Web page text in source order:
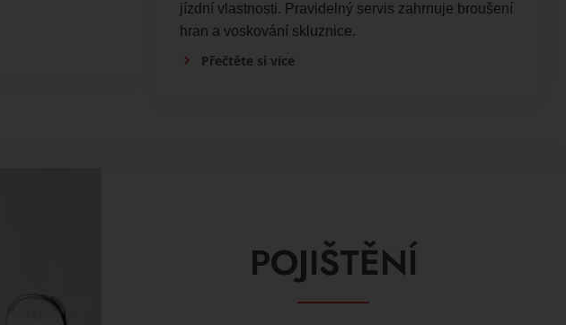
jízdní vlastnosti. Pravidelný servis zahrnuje broušení
hran a voskování skluznice.
Přečtěte si více
POJIŠTĚNÍ